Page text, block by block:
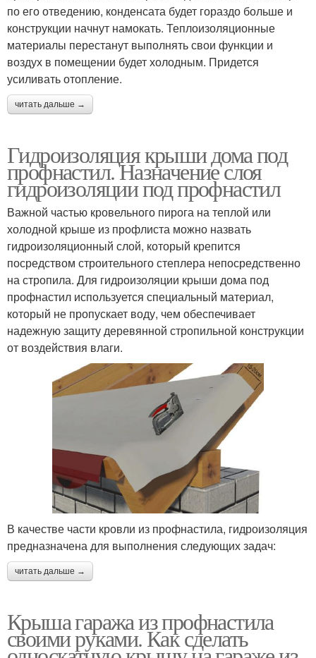
по его отведению, конденсата будет гораздо больше и
конструкции начнут намокать. Теплоизоляционные
материалы перестанут выполнять свои функции и
воздух в помещении будет холодным. Придется
усиливать отопление.
читать дальше →
Гидроизоляция крыши дома под
профнастил. Назначение слоя
гидроизоляции под профнастил
Важной частью кровельного пирога на теплой или
холодной крыше из профлиста можно назвать
гидроизоляционный слой, который крепится
посредством строительного степлера непосредственно
на стропила. Для гидроизоляции крыши дома под
профнастил используется специальный материал,
который не пропускает воду, чем обеспечивает
надежную защиту деревянной стропильной конструкции
от воздействия влаги.
В качестве части кровли из профнастила, гидроизоляция
предназначена для выполнения следующих задач:
читать дальше →
Крыша гаража из профнастила
своими руками. Как сделать